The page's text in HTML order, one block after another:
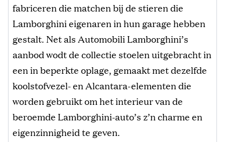
fabriceren die matchen bij de stieren die
Lamborghini eigenaren in hun garage hebben
gestalt. Net als Automobili Lamborghini’s
aanbod wodt de collectie stoelen uitgebracht in
een in beperkte oplage, gemaakt met dezelfde
koolstofvezel- en Alcantara-elementen die
worden gebruikt om het interieur van de
beroemde Lamborghini-auto’s z’n charme en
eigenzinnigheid te geven.